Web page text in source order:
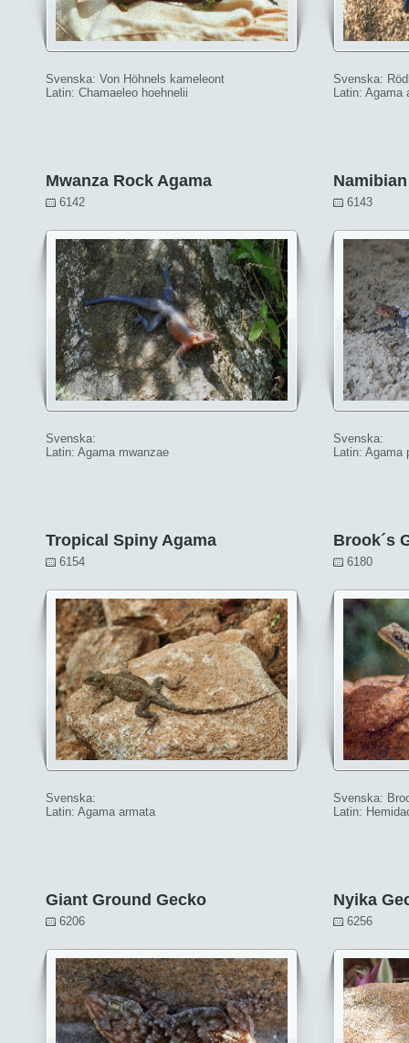
Svenska: Von Höhnels kameleont
Latin: Chamaeleo hoehnelii
Svenska:
Latin: Agama
Mwanza Rock Agama
6142
Svenska:
Latin: Agama mwanzae
6143
Svenska:
Latin: Agama
Tropical Spiny Agama
6154
Svenska:
Latin: Agama armata
Brook´s
6180
Svenska:
Latin:
Giant Ground Gecko
6206
Nyika
6256